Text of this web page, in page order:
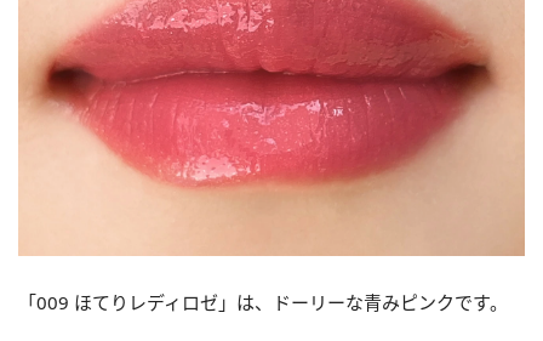
「009 ほてりレディロゼ」は、ドーリーな青みピンクです。